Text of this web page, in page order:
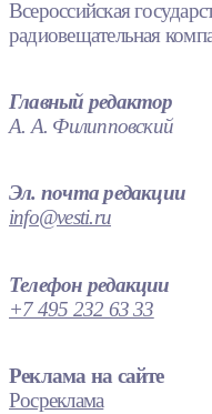
Всероссийская
радиовещательная
Главный редактор
А. А. Филипповский
Эл. почта редакции
info@vesti.ru
Телефон редакции
+7 495 232 63 33
Реклама на сайте
Росреклама